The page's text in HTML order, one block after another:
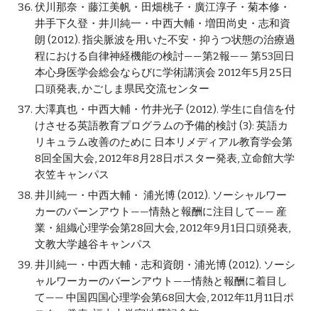
伏川那奈・藤江美帆・田畑桃子・廣江淳子・菊本修・
井手下久登・井川純一・中西大輔・増田尚史・志和資
朗 (2012). 指尖脈波を用いた不安・抑うつ状態の治療過
程における自律神経機能の検討——第2報—— 第53回日
本心身医学会総会ならびに学術講演会 2012年5月25日
口頭発表, かごしま県民交流センター
大澤真也・中西大輔・竹井光子 (2012). 学生に自信を付
けさせる英語教育プログラムの予備的検討 (3): 英語カ
リキュラム改善のために 日本リメディアル教育学会第
8回全国大会, 2012年8月28日ポスター発表, 立命館大学
衣笠キャンパス
井川純一・中西大輔・ 浦光博 (2012). ソーシャルワー
カーのバーンアウト——情熱と報酬に注目して—— 産
業・組織心理学会第28回大会, 2012年9月1日口頭発表,
文教大学越谷キャンパス
井川純一・中西大輔・志和資朗・浦光博 (2012). ソーシ
ャルワーカーのバーンアウト——情熱と報酬に着目し
て—— 中国四国心理学会第68回大会, 2012年11月11日ポ